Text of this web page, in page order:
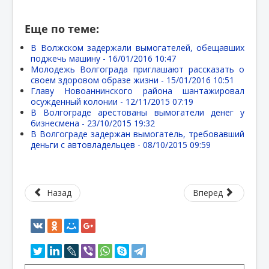
Еще по теме:
В Волжском задержали вымогателей, обещавших
поджечь машину - 16/01/2016 10:47
Молодежь Волгограда приглашают рассказать о
своем здоровом образе жизни - 15/01/2016 10:51
Главу Новоаннинского района шантажировал
осужденный колонии - 12/11/2015 07:19
В Волгограде арестованы вымогатели денег у
бизнесмена - 23/10/2015 19:32
В Волгограде задержан вымогатель, требовавший
деньги с автовладельцев - 08/10/2015 09:59
Назад Вперед